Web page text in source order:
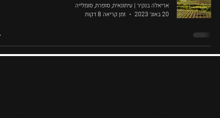
אריאלה בנקיר | עיתונאית, סופרת, סומלייה
20 באוג׳ 2023
זמן קריאה 8 דקות